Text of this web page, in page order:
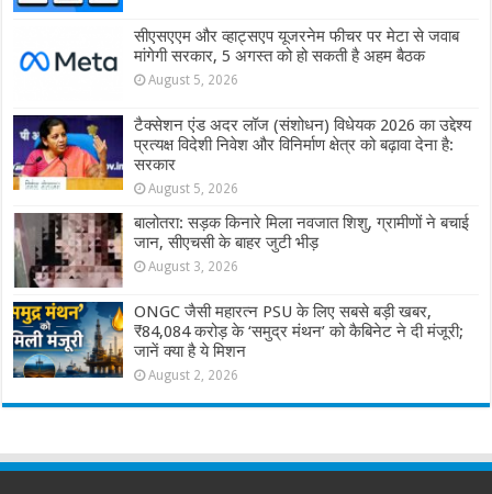
सीएसएएम और व्हाट्सएप यूजरनेम फीचर पर मेटा से जवाब
मांगेगी सरकार, 5 अगस्त को हो सकती है अहम बैठक
August 5, 2026
टैक्सेशन एंड अदर लॉज (संशोधन) विधेयक 2026 का उद्देश्य
प्रत्यक्ष विदेशी निवेश और विनिर्माण क्षेत्र को बढ़ावा देना है:
सरकार
August 5, 2026
बालोतरा: सड़क किनारे मिला नवजात शिशु, ग्रामीणों ने बचाई
जान, सीएचसी के बाहर जुटी भीड़
August 3, 2026
ONGC जैसी महारत्न PSU के लिए सबसे बड़ी खबर,
₹84,084 करोड़ के ‘समुद्र मंथन’ को कैबिनेट ने दी मंजूरी;
जानें क्या है ये मिशन
August 2, 2026